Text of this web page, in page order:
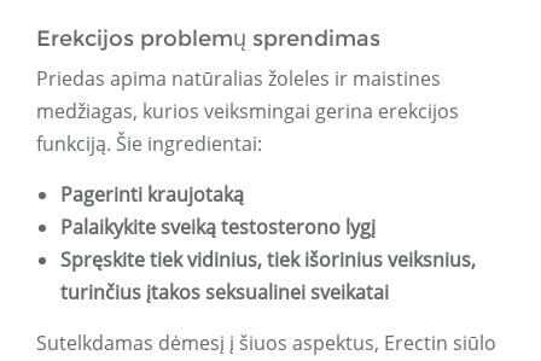
Erekcijos problemų sprendimas
Priedas apima natūralias žoleles ir maistines
medžiagas, kurios veiksmingai gerina erekcijos
funkciją. Šie ingredientai:
Pagerinti kraujotaką
Palaikykite sveiką testosterono lygį
Spręskite tiek vidinius, tiek išorinius veiksnius,
turinčius įtakos seksualinei sveikatai
Sutelkdamas dėmesį į šiuos aspektus, Erectin siūlo